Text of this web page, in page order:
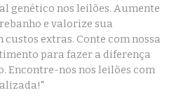
genético nos leilões. Aumente
e valorize sua
extras. Conte com nossa
para fazer a diferença
Encontre-nos nos leilões com